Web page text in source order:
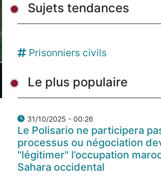
Sujets tendances
Prisonniers civils
Le plus populaire
31/10/2025 - 00:26
Le Polisario ne participera
processus ou négociation
"légitimer" l’occupation
Sahara occidental